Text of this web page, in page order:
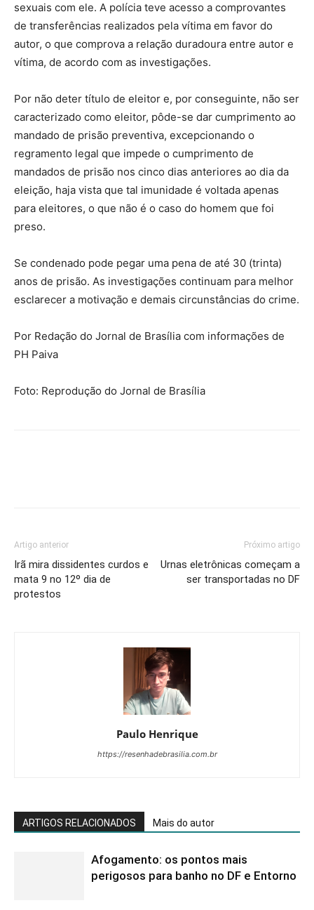
sexuais com ele. A polícia teve acesso a comprovantes
de transferências realizados pela vítima em favor do
autor, o que comprova a relação duradoura entre autor e
vítima, de acordo com as investigações.
Por não deter título de eleitor e, por conseguinte, não ser
caracterizado como eleitor, pôde-se dar cumprimento ao
mandado de prisão preventiva, excepcionando o
regramento legal que impede o cumprimento de
mandados de prisão nos cinco dias anteriores ao dia da
eleição, haja vista que tal imunidade é voltada apenas
para eleitores, o que não é o caso do homem que foi
preso.
Se condenado pode pegar uma pena de até 30 (trinta)
anos de prisão. As investigações continuam para melhor
esclarecer a motivação e demais circunstâncias do crime.
Por Redação do Jornal de Brasília com informações de
PH Paiva
Foto: Reprodução do Jornal de Brasília
Artigo anterior
Irã mira dissidentes curdos e
mata 9 no 12º dia de
protestos
Próximo artigo
Urnas eletrônicas começam a
ser transportadas no DF
Paulo Henrique
https://resenhadebrasilia.com.br
ARTIGOS RELACIONADOS Mais do autor
Afogamento: os pontos mais
perigosos para banho no DF e Entorno